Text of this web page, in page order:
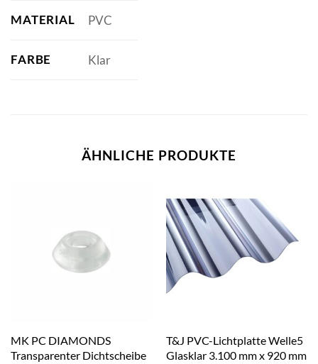
MATERIAL PVC
FARBE Klar
ÄHNLICHE PRODUKTE
MK PC DIAMONDS
Transparenter Dichtscheibe
T&J PVC-Lichtplatte Welle5
Glasklar 3.100 mm x 920 mm